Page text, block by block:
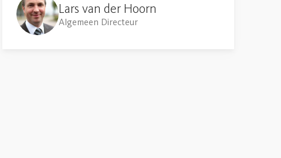
Lars van der Hoorn
Algemeen Directeur